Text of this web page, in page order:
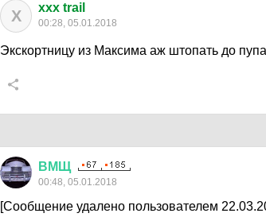
X xxx trail
00:28, 05.01.2018
Экскортницу из Максима аж штопать до
ВМЩ
00:48, 05.01.2018
[Сообщение удалено пользователем